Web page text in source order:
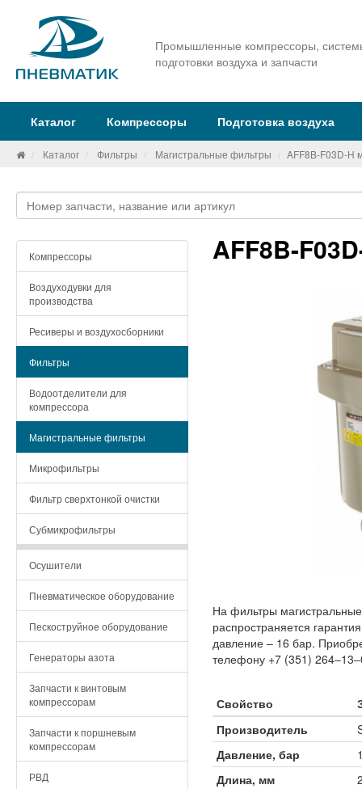
Промышленные компрессоры,
подготовки воздуха и запчасти
Каталог Компрессоры Подготовка воздуха
Каталог Фильтры Магистральные фильтры AFF8B-F03D-H
Компрессоры
Воздуходувки для
производства
Ресиверы и воздухосборники
Фильтры
Водоотделители для
компрессора
Магистральные фильтры
Микрофильтры
Фильтр сверхтонкой очистки
Субмикрофильтры
Осушители
Пневматическое оборудование
Пескоструйное оборудование
Генераторы азота
Запчасти к винтовым
компрессорам
Запчасти к поршневым
компрессорам
РВД
AFF8B-
На фильтры
распространяется
давление – 16 бар.
телефону +7 (351)
Свойство
Производитель
Давление, бар
Длина, мм